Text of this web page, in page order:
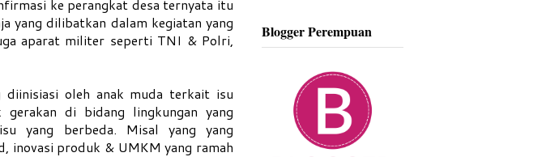
ke perangkat desa ternyata itu
yang dilibatkan dalam kegiatan yang
aparat militer seperti TNI & Polri,
diinisiasi oleh anak muda terkait isu
di bidang lingkungan yang
yang berbeda. Misal yang yang
inovasi produk & UMKM yang ramah
Blogger Perempuan